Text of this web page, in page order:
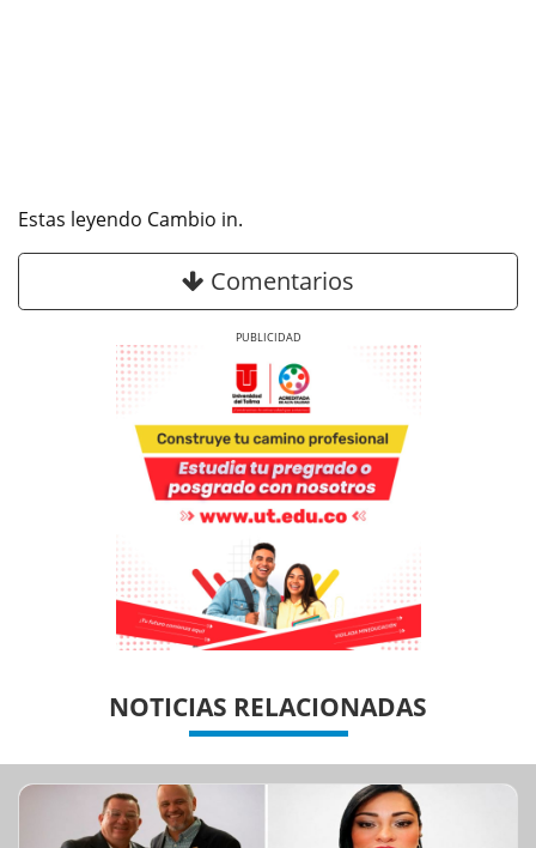
Estas leyendo Cambio in.
Comentarios
NOTICIAS RELACIONADAS